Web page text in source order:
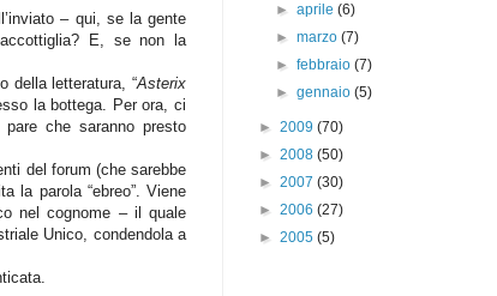
– qui, se la gente
E, se non la
della letteratura, “Asterix
la bottega. Per ora, ci
che saranno presto
del forum (che sarebbe
la parola “ebreo”. Viene
nel cognome – il quale
Unico, condendola a
►aprile(6)
►marzo(7)
►febbraio(7)
►gennaio(5)
► 2009 (70)
► 2008 (50)
► 2007 (30)
► 2006 (27)
► 2005 (5)